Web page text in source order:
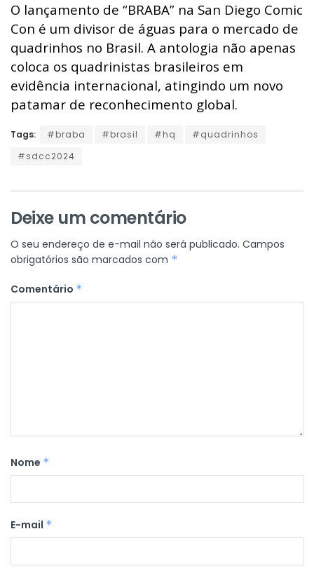
O lançamento de “BRABA” na San Diego Comic
Con é um divisor de águas para o mercado de
quadrinhos no Brasil. A antologia não apenas
coloca os quadrinistas brasileiros em
evidência internacional, atingindo um novo
patamar de reconhecimento global.
Tags: #braba #brasil #hq
#quadrinhos
#sdcc2024
Deixe um comentário
O seu endereço de e-mail não será publicado. Campos
obrigatórios são marcados com *
Comentário *
Nome *
E-mail *